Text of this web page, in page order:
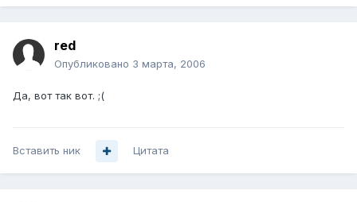
red
Опубликовано 3 марта, 2006
Да, вот так вот. ;(
Вставить ник Цитата